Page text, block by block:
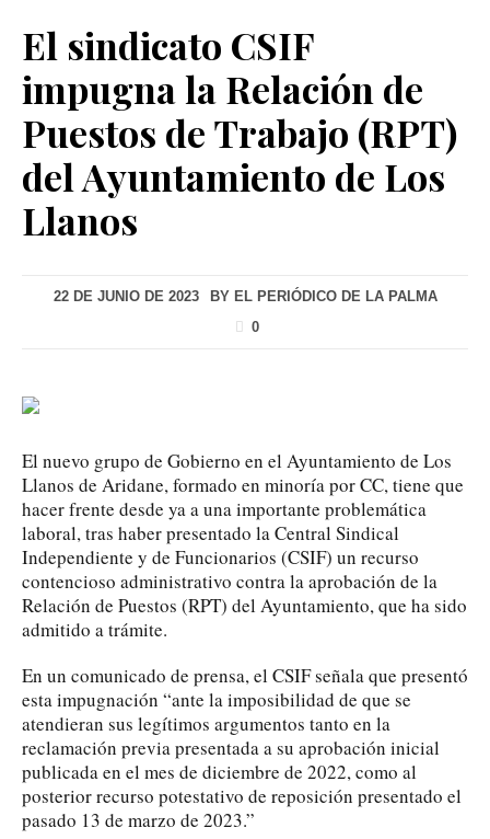
El sindicato CSIF
impugna la Relación de
Puestos de Trabajo (RPT)
del Ayuntamiento de Los
Llanos
22 DE JUNIO DE 2023 BY EL PERIÓDICO DE LA PALMA
0
El nuevo grupo de Gobierno en el Ayuntamiento de Los
Llanos de Aridane, formado en minoría por CC, tiene que
hacer frente desde ya a una importante problemática
laboral, tras haber presentado la Central Sindical
Independiente y de Funcionarios (CSIF) un recurso
contencioso administrativo contra la aprobación de la
Relación de Puestos (RPT) del Ayuntamiento, que ha sido
admitido a trámite.
En un comunicado de prensa, el CSIF señala que presentó
esta impugnación “ante la imposibilidad de que se
atendieran sus legítimos argumentos tanto en la
reclamación previa presentada a su aprobación inicial
publicada en el mes de diciembre de 2022, como al
posterior recurso potestativo de reposición presentado el
pasado 13 de marzo de 2023.”